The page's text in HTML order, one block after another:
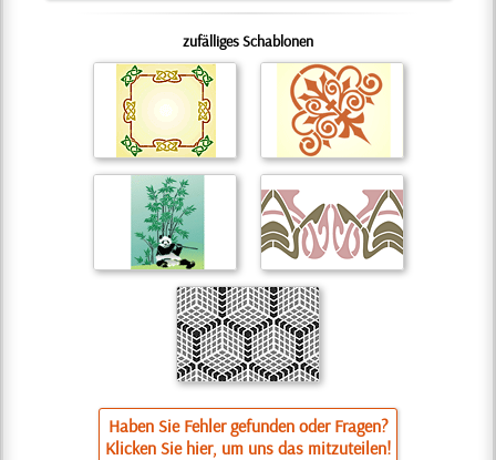
zufälliges Schablonen
Haben Sie Fehler gefunden oder Fragen?
Klicken Sie hier, um uns das mitzuteilen!